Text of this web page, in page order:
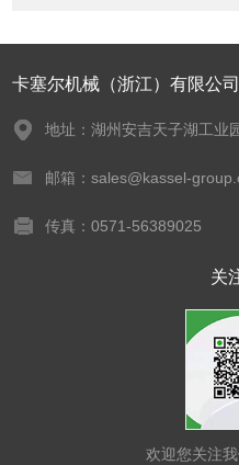
卡塞尔机械（浙江）有限公司
地址：湖州安吉天子湖工业
邮箱：sales@kassel-
传真：0571-56389025
关
欢迎您关注